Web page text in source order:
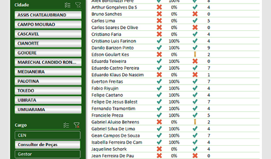
Evolução
Página onde é possível acompanhar a evolução de Nível 1,
Nível 2 e Especialista de uma maneira visual e intuitiva;
Filtros dinâmicos e práticos para facilitar os resultados
esperados;